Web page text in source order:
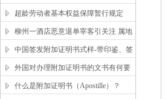
施行
超龄劳动者基本权益保障暂行规定
柳州一酒店恶意退单宰客引关注 属地
市监局高效回应获舆论认可
中国签发附加证明书式样-带印鉴、签
字版本 China Apostille Sample
外国对办理附加证明书的文书有何要
求？
什么是附加证明书（Apostille）？